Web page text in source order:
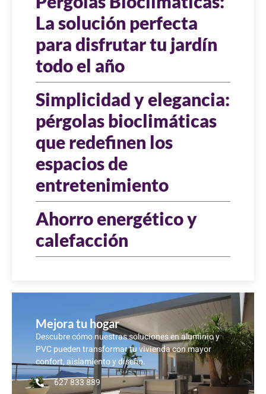
La solución perfecta
para disfrutar tu jardín
todo el año
Simplicidad y elegancia:
pérgolas bioclimáticas
que redefinen los
espacios de
entretenimiento
Ahorro energético y
calefacción
Mejora tu hogar
Descubre cómo nuestras soluciones en aluminio y
PVC pueden transformar tu vivienda con mayor
confort, aislamiento y diseño.
627 833 889